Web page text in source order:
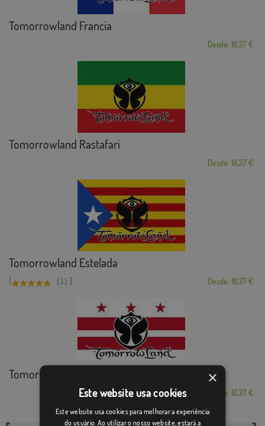
Tomorrowland Francia
Desde: 18,37 €
Tomorrowland Rastafari
Desde: 18,37 €
Tomorrowland Estelada
[ (1) ] Desde: 18,37 €
Tomorrowland Washi...
Desde: 18,37 €
×
Este website usa cookies
Este website usa cookies para melhorar a experiência
do usuário. Ao utilizar o nosso website, estará a